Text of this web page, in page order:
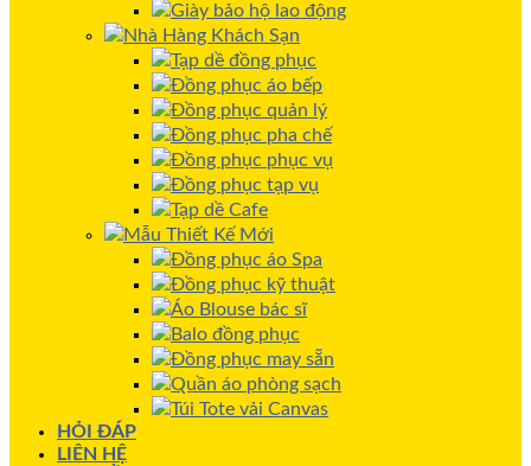
Giày bảo hộ lao động
Nhà Hàng Khách Sạn
Tạp dề đồng phục
Đồng phục áo bếp
Đồng phục quản lý
Đồng phục pha chế
Đồng phục phục vụ
Đồng phục tạp vụ
Tạp dề Cafe
Mẫu Thiết Kế Mới
Đồng phục áo Spa
Đồng phục kỹ thuật
Áo Blouse bác sĩ
Balo đồng phục
Đồng phục may sẵn
Quần áo phòng sạch
Túi Tote vải Canvas
HỎI ĐÁP
LIÊN HỆ